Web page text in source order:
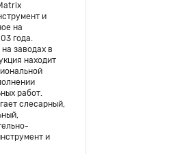
и
на
года.
заводах в
находит
работ.
слесарный,
и